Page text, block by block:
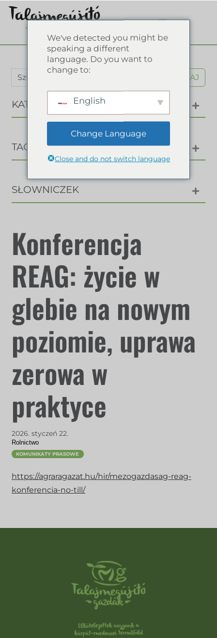
SZUKAJ
KATEGORIE
TAGI
SŁOWNICZEK
Konferencja
REAG: życie w
glebie na nowym
poziomie, uprawa
zerowa w
praktyce
2026. styczeń 22.
Rolnictwo
KOMUNIKATY PRASOWE
https://agraragazat.hu/hir/mezogazdasag-reag-
konferencia-no-till/
We've detected you might be
speaking a different
language. Do you want to
change to:
English
Change Language
Close and do not switch language